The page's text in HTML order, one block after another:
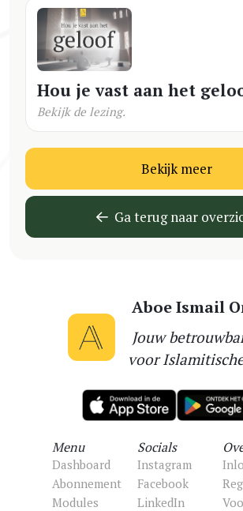
Hou je vast aan het
Bekijk de lezing.
Bekijk meer
Ga terug naar
Aboe Ismail
Jouw
voor
Menu
Dashboard
Abonnement
Modules
Socials
Instagram
Facebook
LinkedIn